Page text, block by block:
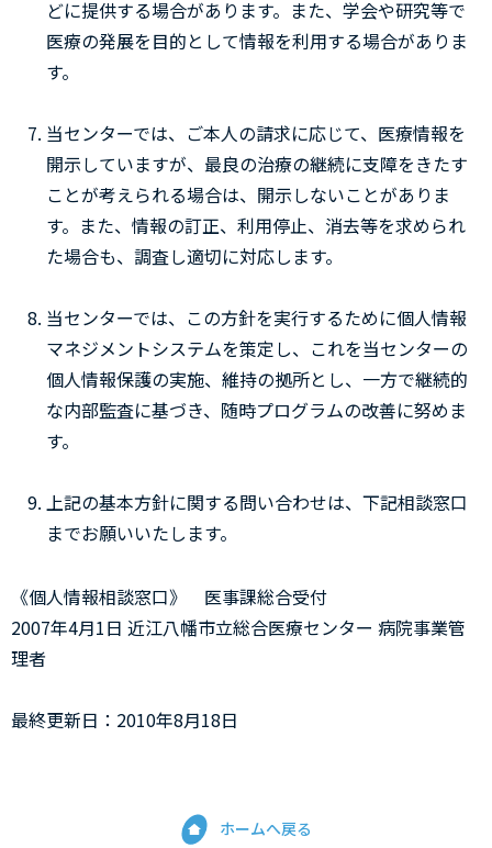
どに提供する場合があります。また、学会や研究等で
医療の発展を目的として情報を利用する場合がありま
す。
当センターでは、ご本人の請求に応じて、医療情報を
開示していますが、最良の治療の継続に支障をきたす
ことが考えられる場合は、開示しないことがありま
す。また、情報の訂正、利用停止、消去等を求められ
た場合も、調査し適切に対応します。
当センターでは、この方針を実行するために個人情報
マネジメントシステムを策定し、これを当センターの
個人情報保護の実施、維持の拠所とし、一方で継続的
な内部監査に基づき、随時プログラムの改善に努めま
す。
上記の基本方針に関する問い合わせは、下記相談窓口
までお願いいたします。
《個人情報相談窓口》 医事課総合受付
2007年4月1日 近江八幡市立総合医療センター 病院事業管
理者
最終更新日：2010年8月18日
ホームへ戻る